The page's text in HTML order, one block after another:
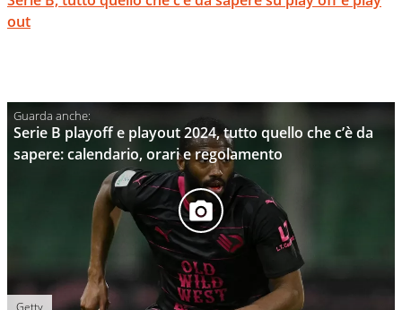
out
Serie B playoff e playout 2024, tutto quello che c’è da
sapere: calendario, orari e regolamento
Getty